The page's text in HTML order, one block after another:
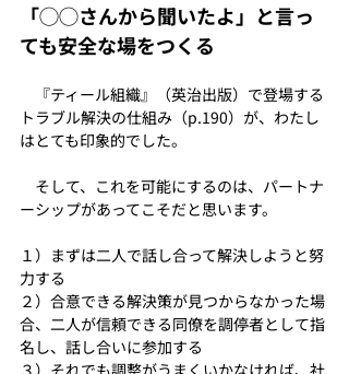
「◯◯さんから聞いたよ」と言っ
ても安全な場をつくる
『ティール組織』（英治出版）で登場する
トラブル解決の仕組み（p.190）が、わたし
はとても印象的でした。
そして、これを可能にするのは、パートナ
ーシップがあってこそだと思います。
１）まずは二人で話し合って解決しようと努
力する
２）合意できる解決策が見つからなかった場
合、二人が信頼できる同僚を調停者として指
名し、話し合いに参加する
３）それでも調整がうまくいかなければ、社